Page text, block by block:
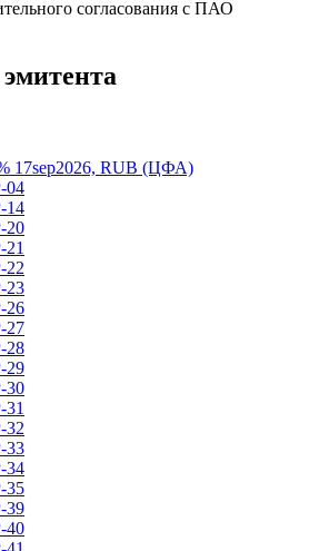
согласования с ПАО
17sep2026, RUB (ЦФА)
04
14
20
21
22
23
26
27
28
29
30
31
32
33
34
35
39
40